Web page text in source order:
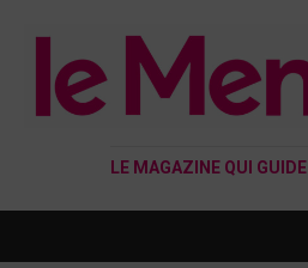
LE MAGAZINE QUI